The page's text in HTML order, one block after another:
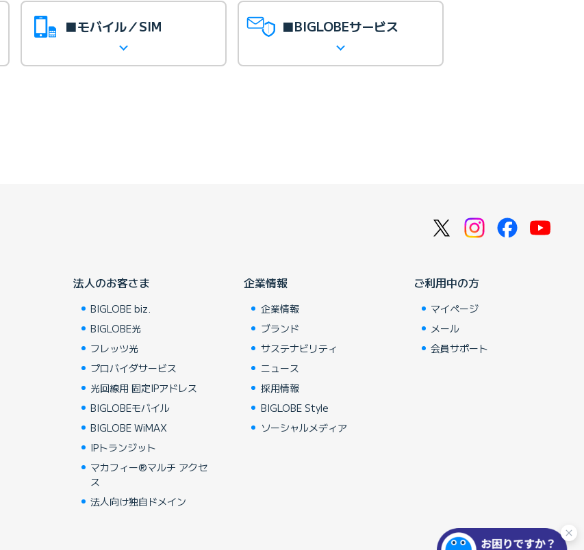
■モバイル／SIM ■BIGLOBEサービス
法人のお客さま
BIGLOBE biz.
BIGLOBE光
フレッツ光
プロバイダサービス
光回線用 固定IPアドレス
BIGLOBEモバイル
BIGLOBE WiMAX
IPトランジット
マカフィー®マルチ アクセ
ス
法人向け独自ドメイン
企業情報
企業情報
ブランド
サステナビリティ
ニュース
採用情報
BIGLOBE Style
ソーシャルメディア
ご利用中の方
マイページ
メール
会員サポート